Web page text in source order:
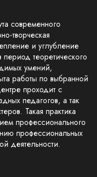
современного
творческая
и углубление
период теоретического
умений,
работы по выбранной
проходит с
педагогов, а так
Такая практика
профессионального
профессиональных
деятельности.